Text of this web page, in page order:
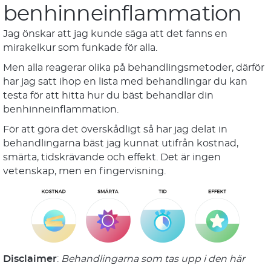
benhinneinflammation
Jag önskar att jag kunde säga att det fanns en
mirakelkur som funkade för alla.
Men alla reagerar olika på behandlingsmetoder, därför
har jag satt ihop en lista med behandlingar du kan
testa för att hitta hur du bäst behandlar din
benhinneinflammation.
För att göra det överskådligt så har jag delat in
behandlingarna bäst jag kunnat utifrån kostnad,
smärta, tidskrävande och effekt. Det är ingen
vetenskap, men en fingervisning.
Disclaimer: Behandlingarna som tas upp i den här